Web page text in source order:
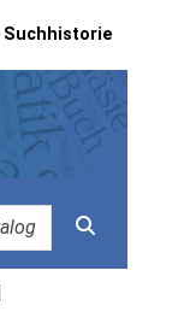
Suchhistorie